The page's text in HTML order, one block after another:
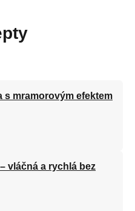
s mramorovým efektem
vláčná a rychlá bez